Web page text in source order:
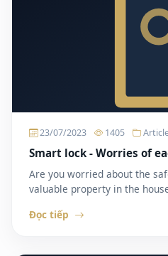
23/07/2023 1405
Smart lock - Worries of
Are you worried about the
valuable property in the
Đọc tiếp